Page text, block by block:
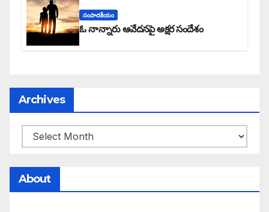
సంపాదకీయం
ఓ నాన్నారు ఆవేదనపై అక్షర సందేశం
Archives
About